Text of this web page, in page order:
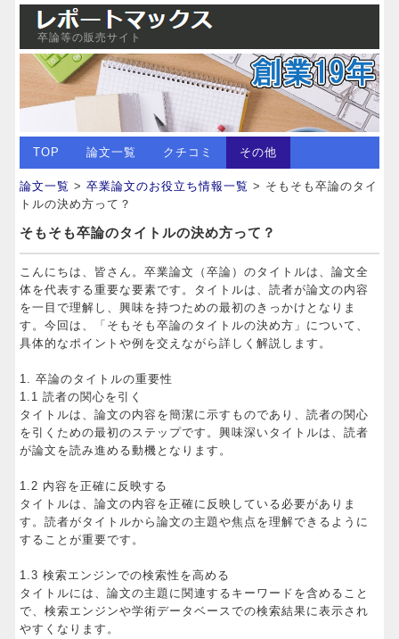
卒論等の販売サイト
TOP 論文一覧 クチコミ その他
論文一覧 >卒業論文のお役立ち情報一覧 > そもそも卒論のタイ
トルの決め方って？
そもそも卒論のタイトルの決め方って？
こんにちは、皆さん。卒業論文（卒論）のタイトルは、論文全
体を代表する重要な要素です。タイトルは、読者が論文の内容
を一目で理解し、興味を持つための最初のきっかけとなりま
す。今回は、「そもそも卒論のタイトルの決め方」について、
具体的なポイントや例を交えながら詳しく解説します。
1. 卒論のタイトルの重要性
1.1 読者の関心を引く
タイトルは、論文の内容を簡潔に示すものであり、読者の関心
を引くための最初のステップです。興味深いタイトルは、読者
が論文を読み進める動機となります。
1.2 内容を正確に反映する
タイトルは、論文の内容を正確に反映している必要がありま
す。読者がタイトルから論文の主題や焦点を理解できるように
することが重要です。
1.3 検索エンジンでの検索性を高める
タイトルには、論文の主題に関連するキーワードを含めること
で、検索エンジンや学術データベースでの検索結果に表示され
やすくなります。